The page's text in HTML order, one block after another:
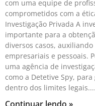
com uma equipe de
comprometidos com a
Investigação Privada A
importante para a
diversos casos,
empresariais e pessoais.
uma agência de
como a Detetive Spy,
dentro dos limites legais.